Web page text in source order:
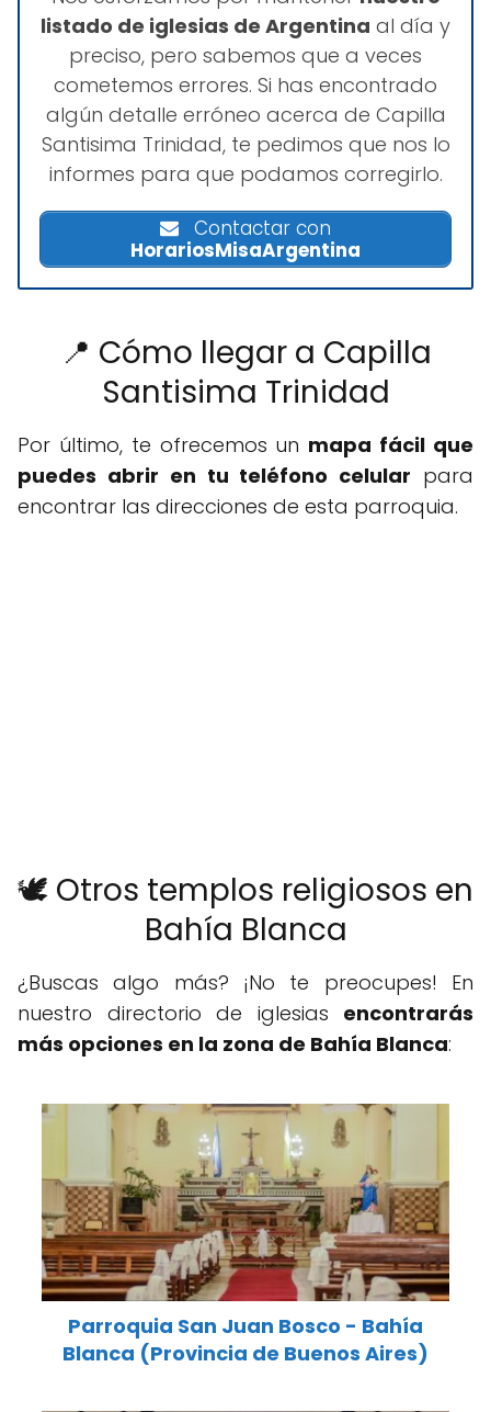
listado de iglesias de Argentina al día y
preciso, pero sabemos que a veces
cometemos errores. Si has encontrado
algún detalle erróneo acerca de Capilla
Santisima Trinidad, te pedimos que nos lo
informes para que podamos corregirlo.
Contactar con
HorariosMisaArgentina
📍 Cómo llegar a Capilla
Santisima Trinidad
Por último, te ofrecemos un mapa fácil que
puedes abrir en tu teléfono celular para
encontrar las direcciones de esta parroquia.
🕊️ Otros templos religiosos en
Bahía Blanca
¿Buscas algo más? ¡No te preocupes! En
nuestro directorio de iglesias encontrarás
más opciones en la zona de Bahía Blanca:
Parroquia San Juan Bosco - Bahía
Blanca (Provincia de Buenos Aires)